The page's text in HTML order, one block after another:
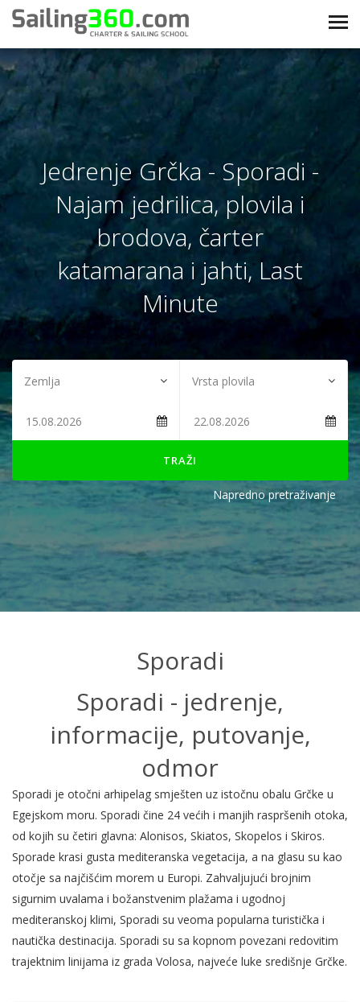
Jedrenje Grčka - Sporadi -
Najam jedrilica, plovila i
brodova, čarter
katamarana i jahti, Last
Minute
TRAŽI
Napredno pretraživanje
Sporadi
Sporadi - jedrenje,
informacije, putovanje,
odmor
Sporadi je otočni arhipelag smješten uz istočnu obalu Grčke u
Egejskom moru. Sporadi čine 24 većih i manjih raspršenih otoka,
od kojih su četiri glavna: Alonisos, Skiatos, Skopelos i Skiros.
Sporade krasi gusta mediteranska vegetacija, a na glasu su kao
otočje sa najčišćim morem u Europi. Zahvaljujući brojnim
sigurnim uvalama i božanstvenim plažama i ugodnoj
mediteranskoj klimi, Sporadi su veoma popularna turistička i
nautička destinacija. Sporadi su sa kopnom povezani redovitim
trajektnim linijama iz grada Volosa, najveće luke središnje Grčke.